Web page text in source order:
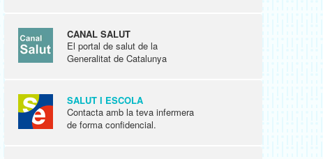
CANAL SALUT
El portal de salut de la
Generalitat de Catalunya
SALUT I ESCOLA
Contacta amb la teva infermera
de forma confidencial.